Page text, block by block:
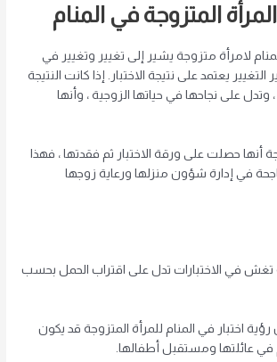
المتزوجة في المنام
لامرأة متزوجة يشير إلى تغيير وتغيير في
يعتمد على نتيجة الاختبار. إذا كانت النتيجة
، وتدل على نجاحها في حياتها الزوجية ، وأنها
أنها حصلت على ورقة الاختبار ثم فقدتها ، فهذا
في إدارة شؤون منزلها ورعاية زوجها
تغش في الاختبارات تدل على اقتراب الحمل بحسب
اختبار في المنام للمرأة المتزوجة قد يكون
في عائلتها ومستقبل أطفالها.